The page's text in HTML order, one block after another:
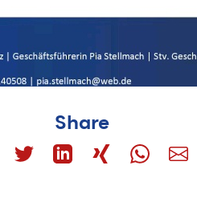
Share